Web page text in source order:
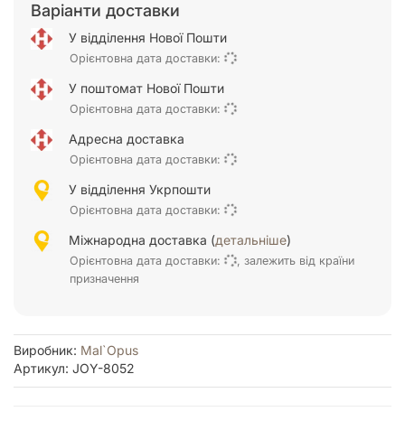
Варіанти доставки
У відділення Нової Пошти
Орієнтовна дата доставки:
У поштомат Нової Пошти
Орієнтовна дата доставки:
Адресна доставка
Орієнтовна дата доставки:
У відділення Укрпошти
Орієнтовна дата доставки:
Міжнародна доставка (детальніше)
Орієнтовна дата доставки:
, залежить від країни
призначення
Виробник: Mal`Opus
Артикул: JOY-8052